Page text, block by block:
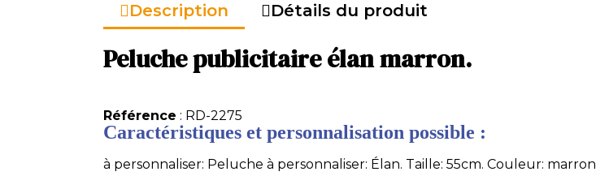
Description Détails du produit
Peluche publicitaire élan marron.
Référence : RD-2275
Caractéristiques et personnalisation possible :
à personnaliser: Peluche à personnaliser: Élan. Taille: 55cm. Couleur: marron